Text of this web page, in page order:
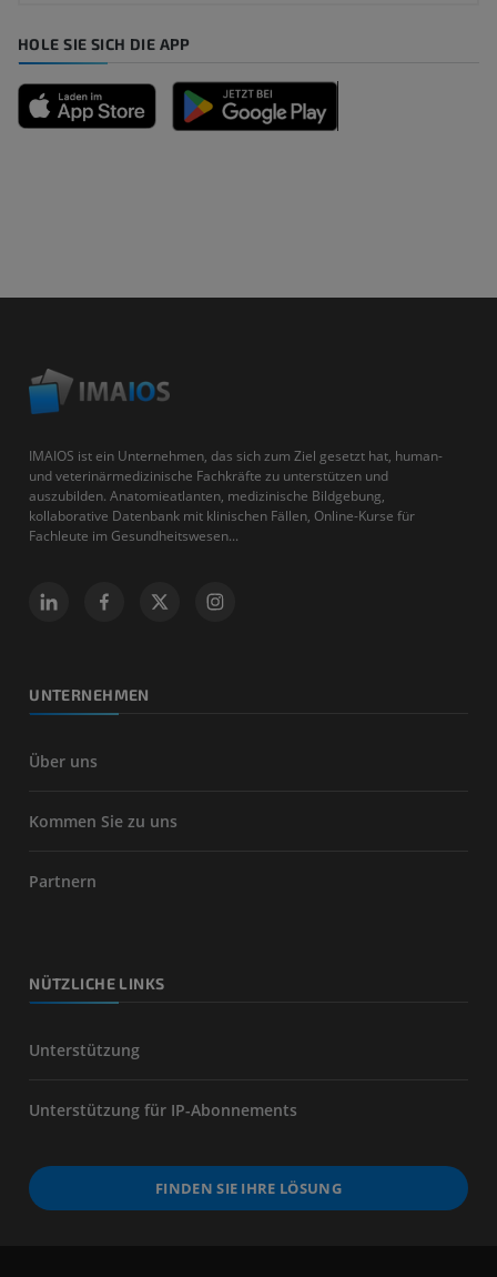
HOLE SIE SICH DIE APP
IMAIOS ist ein Unternehmen, das sich zum Ziel gesetzt hat, human-
und veterinärmedizinische Fachkräfte zu unterstützen und
auszubilden. Anatomieatlanten, medizinische Bildgebung,
kollaborative Datenbank mit klinischen Fällen, Online-Kurse für
Fachleute im Gesundheitswesen...
UNTERNEHMEN
Über uns
Kommen Sie zu uns
Partnern
NÜTZLICHE LINKS
Unterstützung
Unterstützung für IP-Abonnements
FINDEN SIE IHRE LÖSUNG